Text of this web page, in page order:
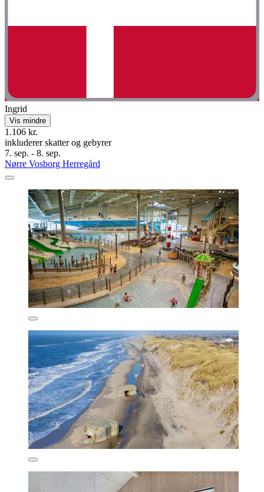
Ingrid
Vis mindre
1.106 kr.
inkluderer skatter og gebyrer
7. sep. - 8. sep.
Nørre Vosborg Herregård